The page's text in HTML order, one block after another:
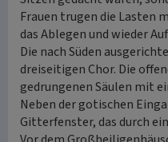
Frauen trugen die Lasten
das Ablegen und wieder
Die nach Süden
dreiseitigen Chor. Die
gedrungenen Säulen mit
Neben der gotischen
Gitterfenster, das durch